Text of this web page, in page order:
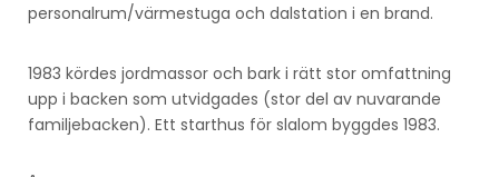
personalrum/värmestuga och dalstation i en brand.
1983 kördes jordmassor och bark i rätt stor omfattning
upp i backen som utvidgades (stor del av nuvarande
familjebacken). Ett starthus för slalom byggdes 1983.